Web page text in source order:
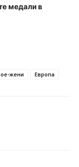
медали в
жени Европа